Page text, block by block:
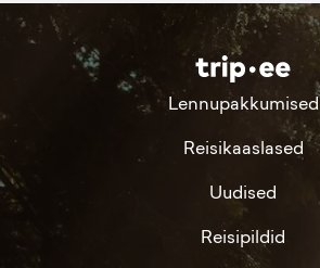
Lennupakkumised
Reisikaaslased
Uudised
Reisipildid